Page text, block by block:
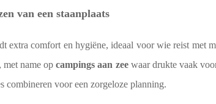
van een staanplaats
extra comfort en hygiëne, ideaal voor wie reist met
met name opcampings aan zeewaar drukte vaak
combineren voor een zorgeloze planning.